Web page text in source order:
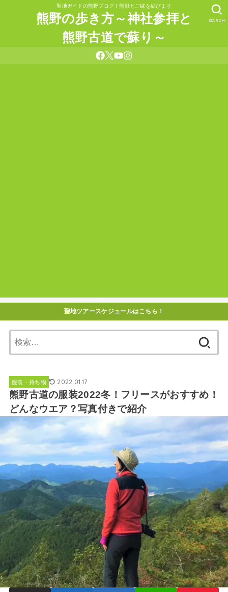
聖地ガイドの熊野ブログ！熊野とご縁を結びます
熊野の歩き方～神社参拝と
熊野古道で蘇り～
SEARCH
聖地ツアースケジュールはこちら！
索:
服装・持ち物 2022.01.17
熊野古道の服装2022冬！フリースがおすすめ！
どんなウエア？写真付きで紹介